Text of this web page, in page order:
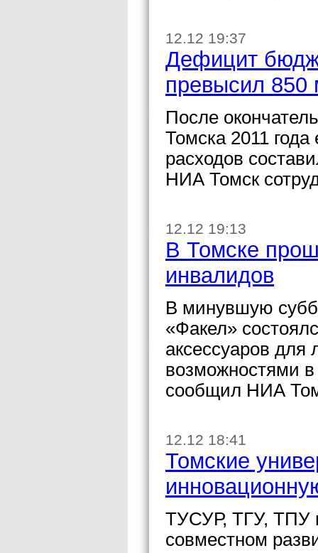
12.12 19:37
Дефицит
превысил 850
После
Томска 2011
расходов
НИА Томск
12.12 19:13
В Томске
инвалидов
В минувшую
«Факел»
аксессуаров
возможностями
сообщил НИА
12.12 18:41
Томские
ТУСУР, ТГУ, ТПУ
совместном